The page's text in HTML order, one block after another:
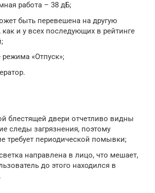
работа – 38 дБ;
быть перевешена на другую
как и у всех последующих в рейтинге
режима «Отпуск»;
блестящей двери отчетливо видны
следы загрязнения, поэтому
требует периодической помывки;
направлена в лицо, что мешает,
до этого находился в